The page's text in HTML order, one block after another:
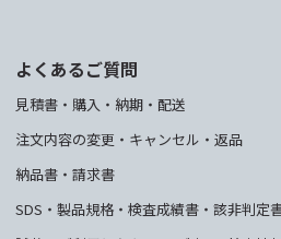
よくあるご質問
見積書・購入・納期・配送
注文内容の変更・キャンセル・返品
納品書・請求書
SDS・製品規格・検査成績書・該非判定